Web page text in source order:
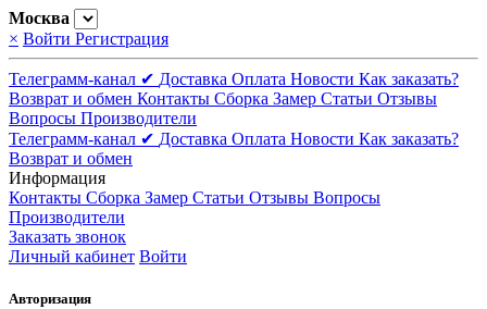
Москва
× Войти Регистрация
Телеграмм-канал ✔ Доставка Оплата Новости Как заказать?
Возврат и обмен Контакты Сборка Замер Статьи Отзывы
Вопросы Производители
Телеграмм-канал ✔ Доставка Оплата Новости Как заказать?
Возврат и обмен
Информация
Контакты Сборка Замер Статьи Отзывы Вопросы
Производители
Заказать звонок
Личный кабинет Войти
Авторизация